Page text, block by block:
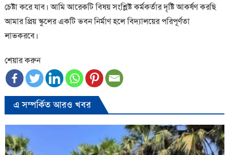
চেষ্টা করে যাব। আমি আরেকটি বিষয় সংশ্লিষ্ট কর্মকর্তার দৃষ্টি আকর্ষণ করছি
আমার প্রিয় স্কুলের একটি ভবন নির্মাণ হলে বিদ্যালয়ের পরিপূর্ণতা
লাভকরবে।
শেয়ার করুন
এ সম্পর্কিত আরও খবর